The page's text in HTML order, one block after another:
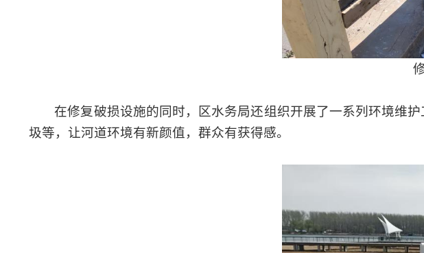
在修复破损设施的同时，区水务局还组织开展了一系列环境维
圾等，让河道环境有新颜值，群众有获得感。​